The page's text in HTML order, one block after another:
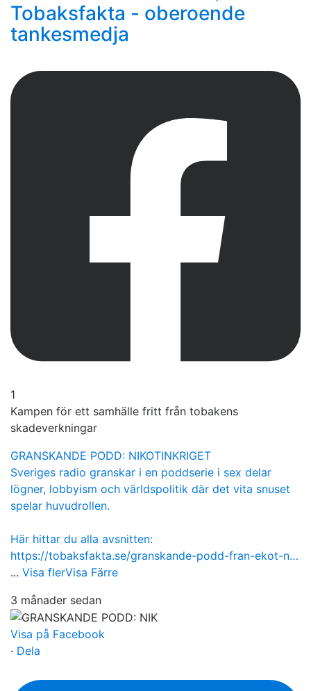
Tobaksfakta - oberoende
tankesmedja
1
Kampen för ett samhälle fritt från tobakens
skadeverkningar
GRANSKANDE PODD: NIKOTINKRIGET
Sveriges radio granskar i en poddserie i sex delar
lögner, lobbyism och världspolitik där det vita snuset
spelar huvudrollen.
Här hittar du alla avsnitten:
https://tobaksfakta.se/granskande-podd-fran-ekot-n…
... Visa flerVisa Färre
3 månader sedan
Visa på Facebook
· Dela